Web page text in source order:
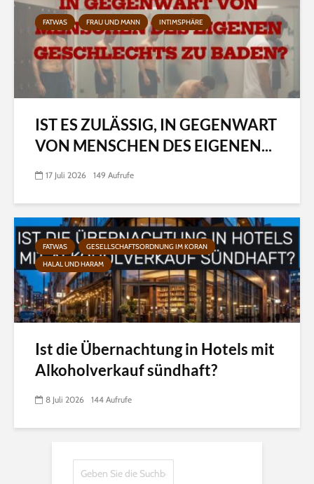
FATWAS FRAU UND MANN INTIMSPHÄRE
IST ES ZULÄSSIG, IN GEGENWART
VON MENSCHEN DES EIGENEN...
17 Juli 2026 149 Aufrufe
FATWAS
GESELLSCHAFTSORDNUNG IM KORAN
HALAL UND HARAM
Ist die Übernachtung in Hotels mit
Alkoholverkauf sündhaft?
8 Juli 2026 144 Aufrufe